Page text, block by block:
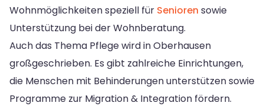
Wohnmöglichkeiten speziell für Senioren sowie
Unterstützung bei der Wohnberatung.
Auch das Thema Pflege wird in Oberhausen
großgeschrieben. Es gibt zahlreiche Einrichtungen,
die Menschen mit Behinderungen unterstützen sowie
Programme zur Migration & Integration fördern.